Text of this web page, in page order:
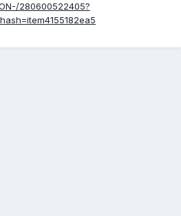
280600522405?